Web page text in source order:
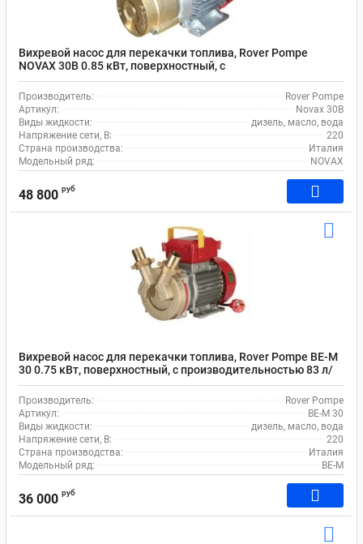
Вихревой насос для перекачки топлива, Rover Pompe
NOVAX 30B 0.85 кВт, поверхностный, с
производительностью 80 л/мин
Производитель:
Rover Pompe
Артикул:
Novax 30B
Виды жидкости:
дизель, масло, вода
Напряжение сети, В:
220
Страна производства:
Италия
Модельный ряд:
NOVAX
48 800 руб
Вихревой насос для перекачки топлива, Rover Pompe BE-M
30 0.75 кВт, поверхностный, с производительностью 83 л/
мин
Производитель:
Rover Pompe
Артикул:
BE-M 30
Виды жидкости:
дизель, масло, вода
Напряжение сети, В:
220
Страна производства:
Италия
Модельный ряд:
BE-M
36 000 руб